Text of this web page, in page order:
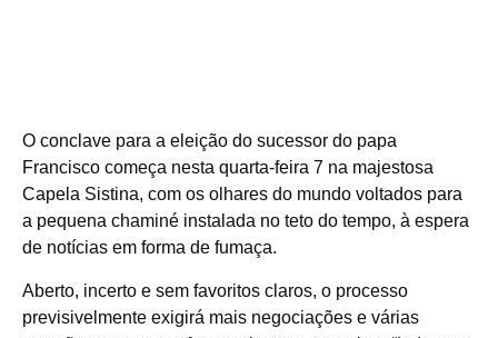
O conclave para a eleição do sucessor do papa
Francisco começa nesta quarta-feira 7 na majestosa
Capela Sistina, com os olhares do mundo voltados para
a pequena chaminé instalada no teto do tempo, à espera
de notícias em forma de fumaça.
Aberto, incerto e sem favoritos claros, o processo
previsivelmente exigirá mais negociações e várias